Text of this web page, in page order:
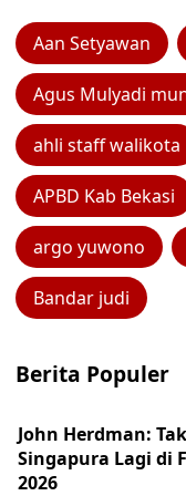
Aan Setyawan
Agus Mulyadi
ahli staff walikota
APBD Kab Bekasi
argo yuwono
Bandar judi
Berita Populer
John Herdman:
Singapura Lagi di
2026